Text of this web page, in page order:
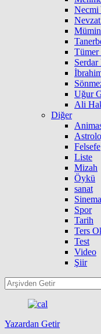
Necmi
Tümer
Uğur
Ali
Diğer
Felsefe
Liste
Mizah
Öykü
sanat
Sinema
Spor
Tarih
Ters
Test
Video
Şiir
Yazardan Getir